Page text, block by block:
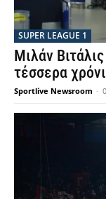
SUPER LEAGUE 1
Μιλάν
τέσσερα
Sportlive Newsroom -